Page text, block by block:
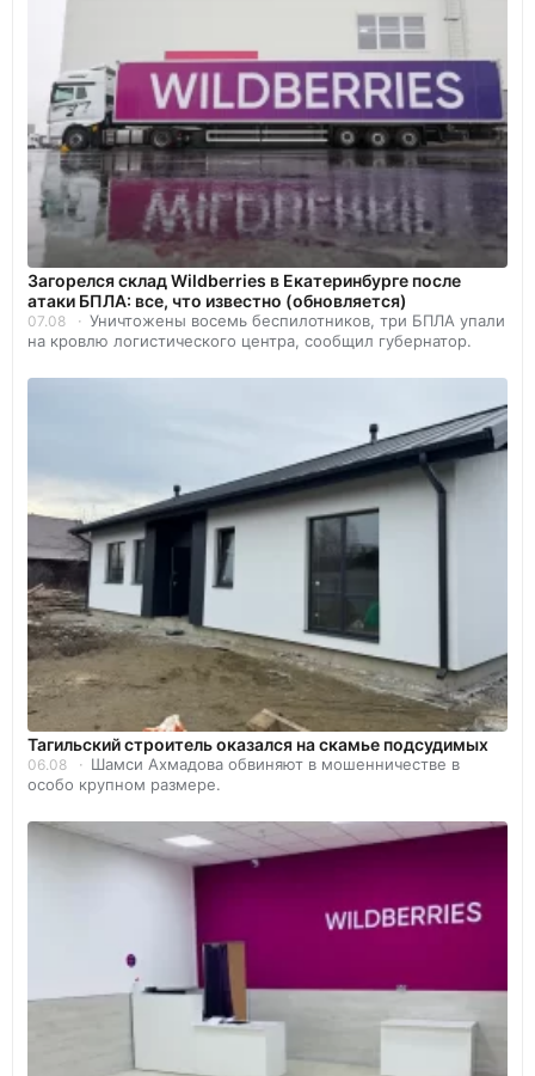
Загорелся склад Wildberries в Екатеринбурге после
атаки БПЛА: все, что известно (обновляется)
07.08
Уничтожены восемь беспилотников, три БПЛА упали
на кровлю логистического центра, сообщил губернатор.
Тагильский строитель оказался на скамье подсудимых
06.08
Шамси Ахмадова обвиняют в мошенничестве в
особо крупном размере.